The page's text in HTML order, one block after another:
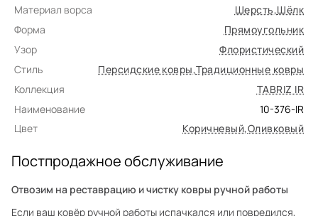
Материал ворса
Шерсть,Шёлк
Форма
Прямоугольник
Узор
Флористический
Стиль
Персидские ковры,Традиционные ковры
Коллекция
TABRIZ IR
Наименование
10-376-IR
Цвет
Коричневый,Оливковый
Постпродажное обслуживание
Отвозим на реставрацию и чистку ковры ручной работы
Если ваш ковёр ручной работы испачкался или повредился,